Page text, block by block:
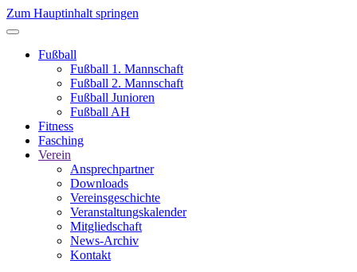
Zum Hauptinhalt springen
Fußball
Fußball 1. Mannschaft
Fußball 2. Mannschaft
Fußball Junioren
Fußball AH
Fitness
Fasching
Verein
Ansprechpartner
Downloads
Vereinsgeschichte
Veranstaltungskalender
Mitgliedschaft
News-Archiv
Kontakt